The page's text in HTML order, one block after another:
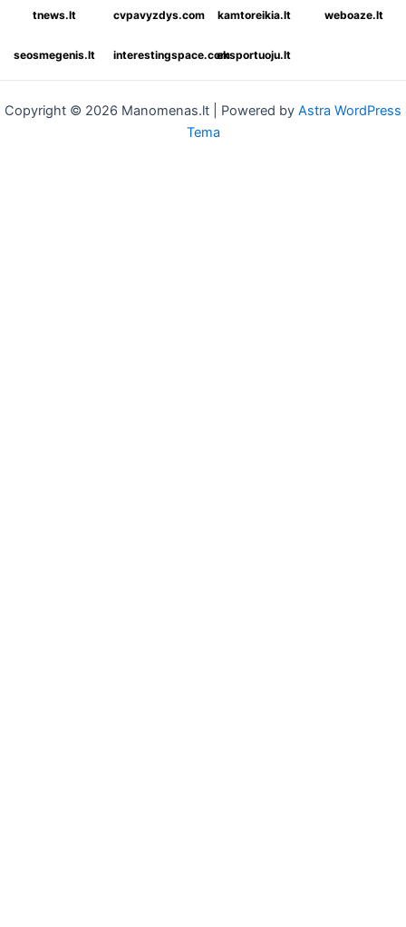
tnews.lt cvpavyzdys.com kamtoreikia.lt weboaze.lt
seosmegenis.lt interestingspace.comeksportuoju.lt
Copyright © 2026 Manomenas.lt | Powered by Astra WordPress
Tema